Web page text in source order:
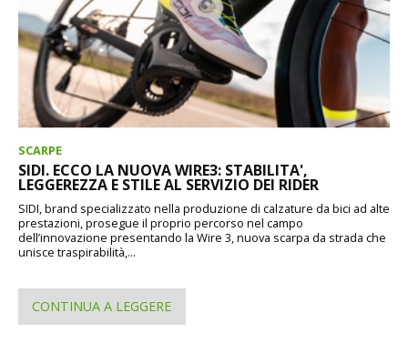
SCARPE
SIDI. ECCO LA NUOVA WIRE3: STABILITA',
LEGGEREZZA E STILE AL SERVIZIO DEI RIDER
SIDI, brand specializzato nella produzione di calzature da bici ad alte
prestazioni, prosegue il proprio percorso nel campo
dell’innovazione presentando la Wire 3, nuova scarpa da strada che
unisce traspirabilità,...
CONTINUA A LEGGERE